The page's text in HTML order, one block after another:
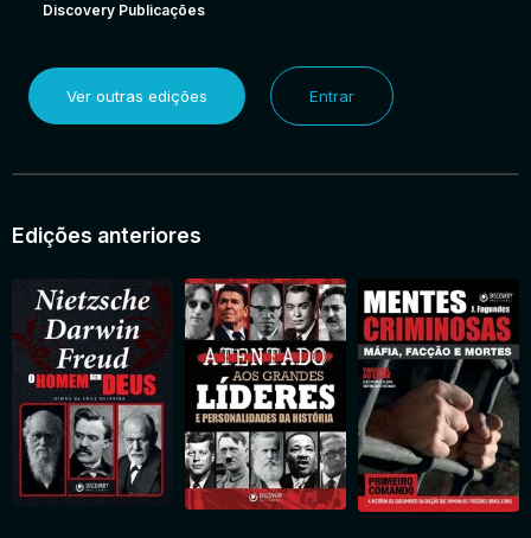
Discovery Publicações
Ver outras edições Entrar
Edições anteriores